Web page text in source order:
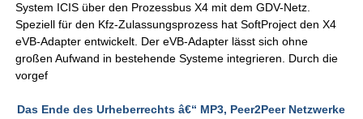
System ICIS über den Prozessbus X4 mit dem GDV-Netz.
Speziell für den Kfz-Zulassungsprozess hat SoftProject den X4
eVB-Adapter entwickelt. Der eVB-Adapter lässt sich ohne
großen Aufwand in bestehende Systeme integrieren. Durch die
vorgef
Das Ende des Urheberrechts â€“ MP3, Peer2Peer Netzwerke